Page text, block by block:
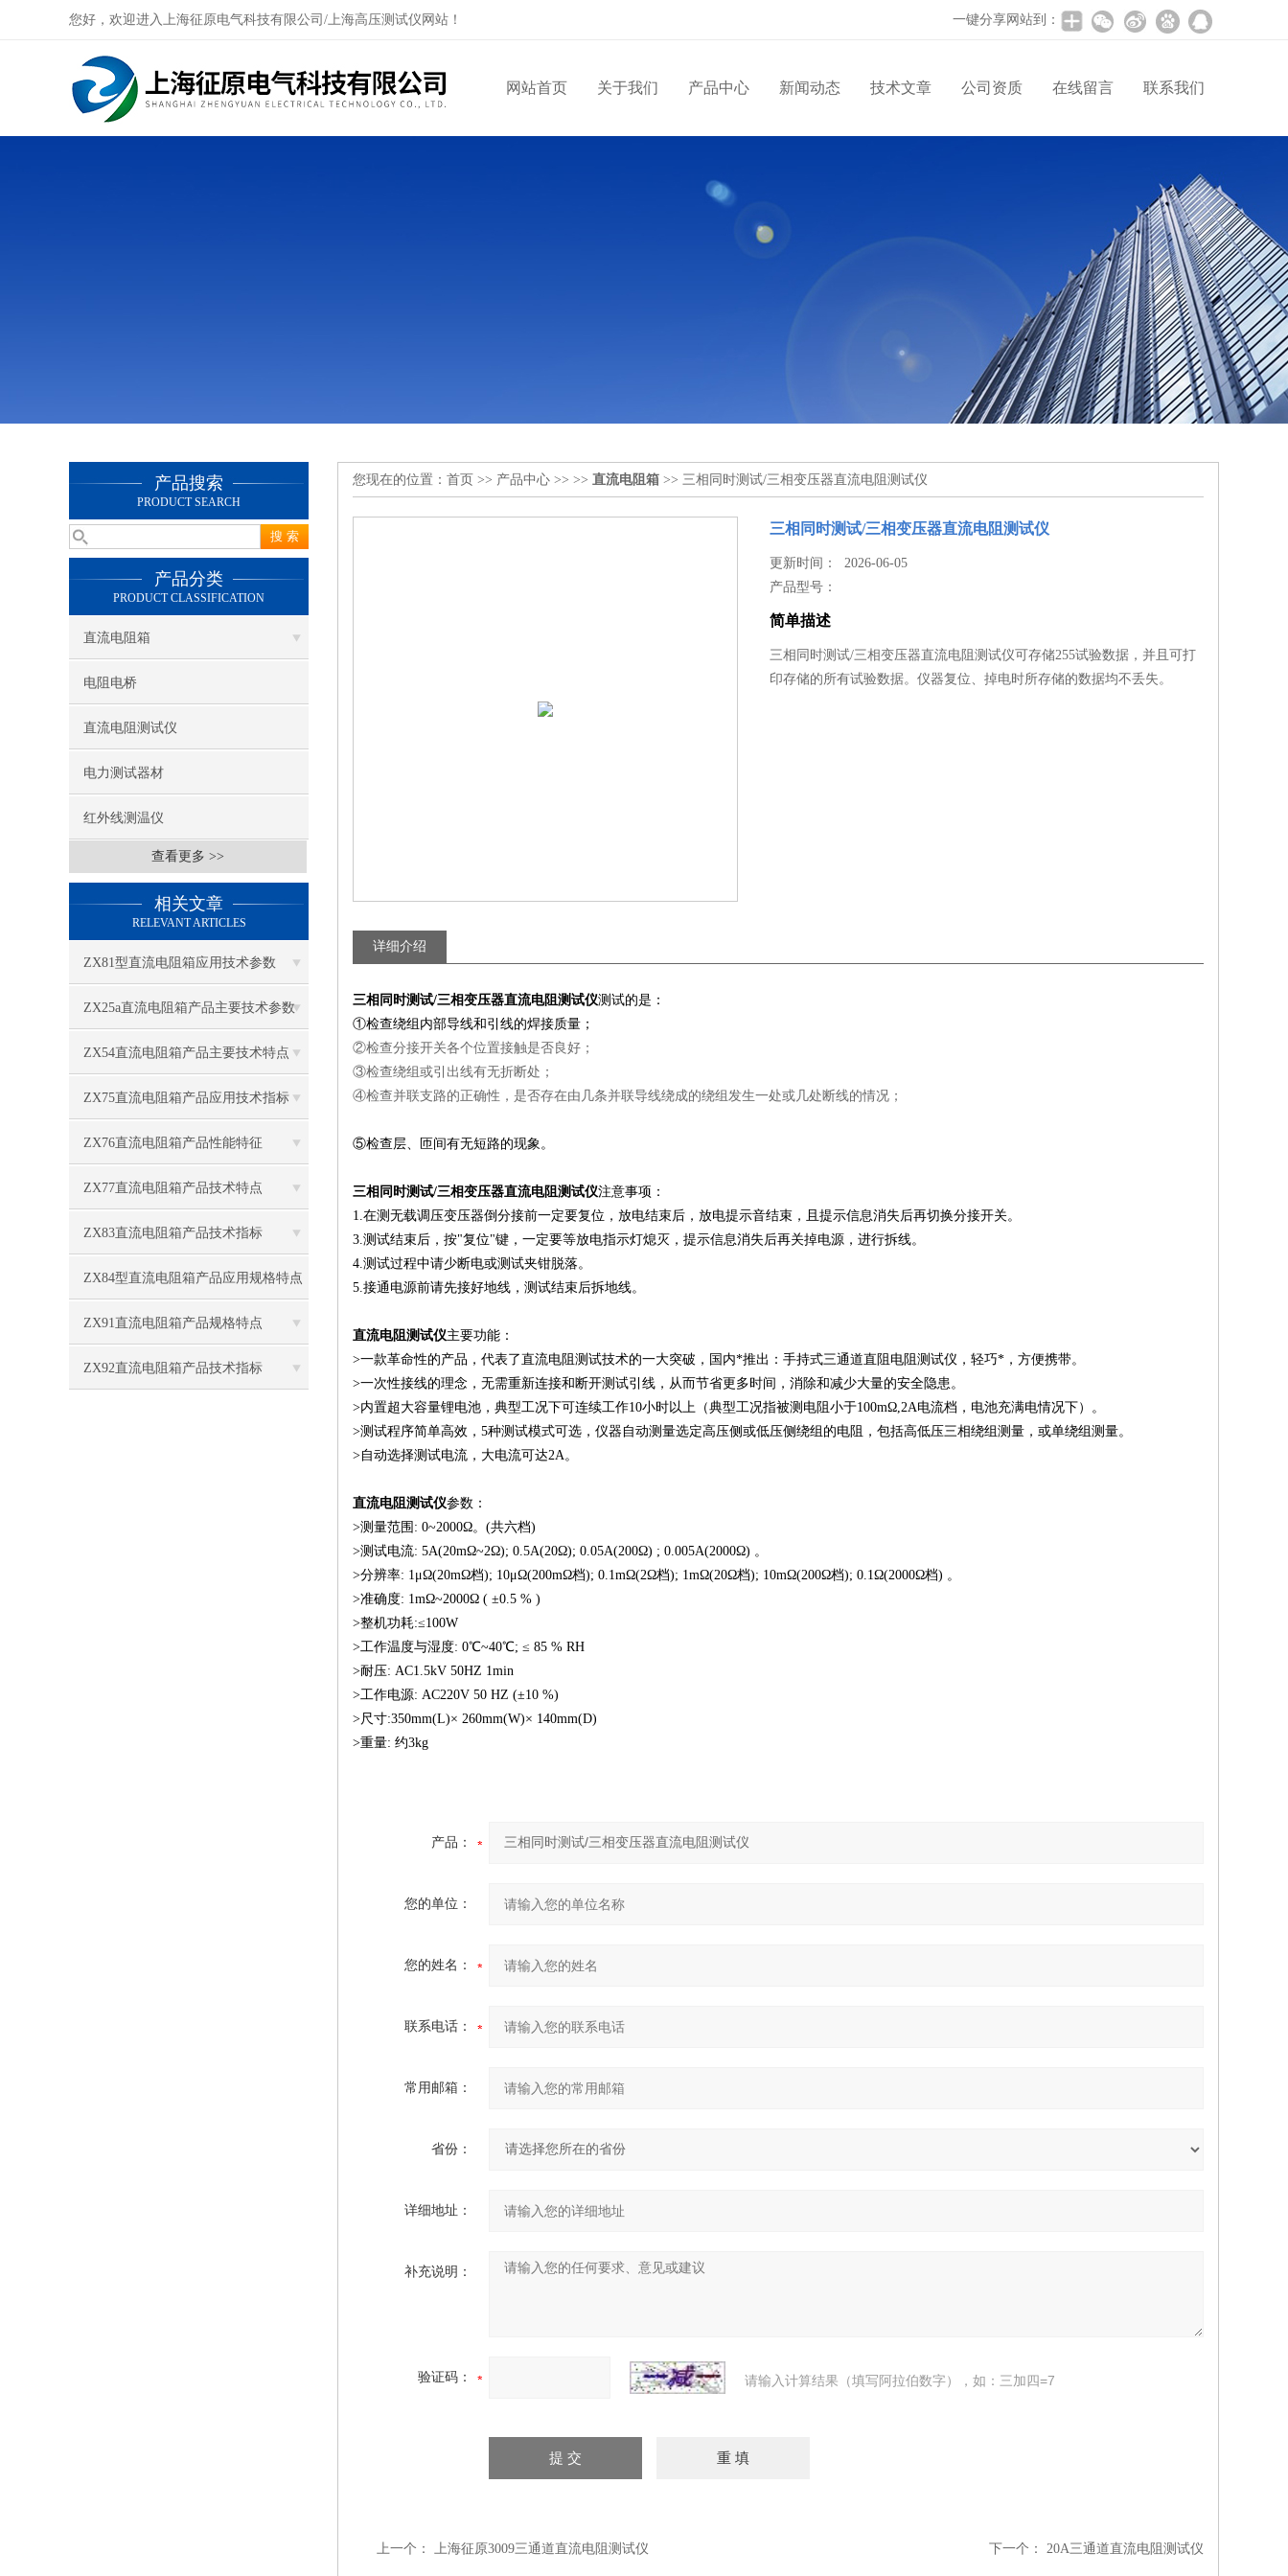
您好，欢迎进入上海征原电气科技有限公司/上海高压测试仪网站！ 一键分享网站到：
网站首页 关于我们 产品中心 新闻动态 技术文章 公司资质 在线留言 联系我们
产品搜索
PRODUCT SEARCH
产品分类
PRODUCT CLASSIFICATION
直流电阻箱
电阻电桥
直流电阻测试仪
电力测试器材
红外线测温仪
查看更多 >>
相关文章
RELEVANT ARTICLES
ZX81型直流电阻箱应用技术参数
​ZX25a直流电阻箱产品主要技术参数
ZX54直流电阻箱产品主要技术特点
ZX75直流电阻箱产品应用技术指标
ZX76直流电阻箱产品性能特征
ZX77直流电阻箱产品技术特点
ZX83直流电阻箱产品技术指标
ZX84型直流电阻箱产品应用规格特点
ZX91直流电阻箱产品规格特点
ZX92直流电阻箱产品技术指标
您现在的位置： 首页 >> 产品中心 >> >> 直流电阻箱 >> 三相同时测试/三相变压器直流电阻测试仪
三相同时测试/三相变压器直流电阻测试仪
更新时间： 2026-06-05
产品型号：
简单描述
三相同时测试/三相变压器直流电阻测试仪可存储255试验数据，并且可打
印存储的所有试验数据。仪器复位、掉电时所存储的数据均不丢失。
详细介绍
三相同时测试/三相变压器直流电阻测试仪测试的是：
①检查绕组内部导线和引线的焊接质量；
②检查分接开关各个位置接触是否良好；
③检查绕组或引出线有无折断处；
④检查并联支路的正确性，是否存在由几条并联导线绕成的绕组发生一处或几处断线的情况；
⑤检查层、匝间有无短路的现象。
三相同时测试/三相变压器直流电阻测试仪注意事项：
1.在测无载调压变压器倒分接前一定要复位，放电结束后，放电提示音结束，且提示信息消失后再切换分接开关。
3.测试结束后，按"复位"键，一定要等放电指示灯熄灭，提示信息消失后再关掉电源，进行拆线。
4.测试过程中请少断电或测试夹钳脱落。
5.接通电源前请先接好地线，测试结束后拆地线。
直流电阻测试仪主要功能：
>一款革命性的产品，代表了直流电阻测试技术的一大突破，国内*推出：手持式三通道直阻电阻测试仪，轻巧*，方便携带。
>一次性接线的理念，无需重新连接和断开测试引线，从而节省更多时间，消除和减少大量的安全隐患。
>内置超大容量锂电池，典型工况下可连续工作10小时以上（典型工况指被测电阻小于100mΩ,2A电流档，电池充满电情况下）。
>测试程序简单高效，5种测试模式可选，仪器自动测量选定高压侧或低压侧绕组的电阻，包括高低压三相绕组测量，或单绕组测量。
>自动选择测试电流，大电流可达2A。
直流电阻测试仪参数：
>测量范围: 0~2000Ω。(共六档)
>测试电流: 5A(20mΩ~2Ω); 0.5A(20Ω); 0.05A(200Ω) ; 0.005A(2000Ω) 。
>分辨率: 1μΩ(20mΩ档); 10μΩ(200mΩ档); 0.1mΩ(2Ω档); 1mΩ(20Ω档); 10mΩ(200Ω档); 0.1Ω(2000Ω档) 。
>准确度: 1mΩ~2000Ω ( ±0.5 % )
>整机功耗:≤100W
>工作温度与湿度: 0℃~40℃; ≤ 85 % RH
>耐压: AC1.5kV 50HZ 1min
>工作电源: AC220V 50 HZ (±10 %)
>尺寸:350mm(L)× 260mm(W)× 140mm(D)
>重量: 约3kg
产品：
您的单位：
您的姓名：
联系电话：
常用邮箱：
省份：
详细地址：
补充说明：
验证码： 请输入计算结果（填写阿拉伯数字），如：三加四=7
上一个： 上海征原3009三通道直流电阻测试仪 下一个： 20A三通道直流电阻测试仪